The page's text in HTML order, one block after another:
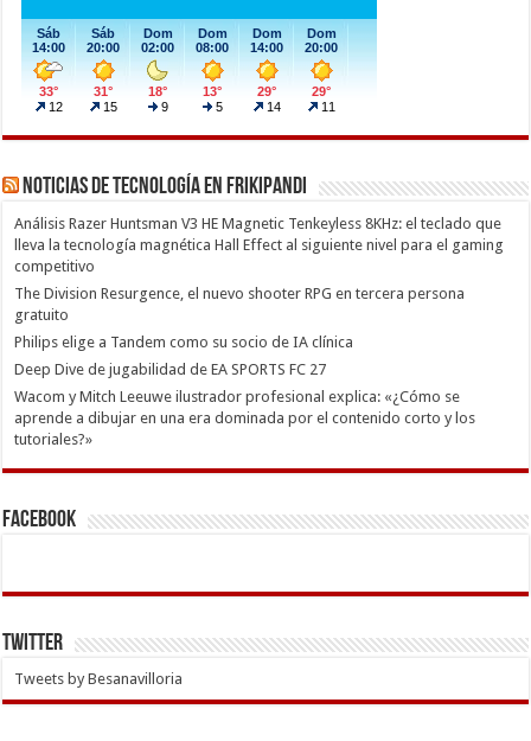
Noticias de Tecnología en Frikipandi
Análisis Razer Huntsman V3 HE Magnetic Tenkeyless 8KHz: el teclado que
lleva la tecnología magnética Hall Effect al siguiente nivel para el gaming
competitivo
The Division Resurgence, el nuevo shooter RPG en tercera persona
gratuito
Philips elige a Tandem como su socio de IA clínica
Deep Dive de jugabilidad de EA SPORTS FC 27
Wacom y Mitch Leeuwe ilustrador profesional explica: «¿Cómo se
aprende a dibujar en una era dominada por el contenido corto y los
tutoriales?»
Facebook
Twitter
Tweets by Besanavilloria